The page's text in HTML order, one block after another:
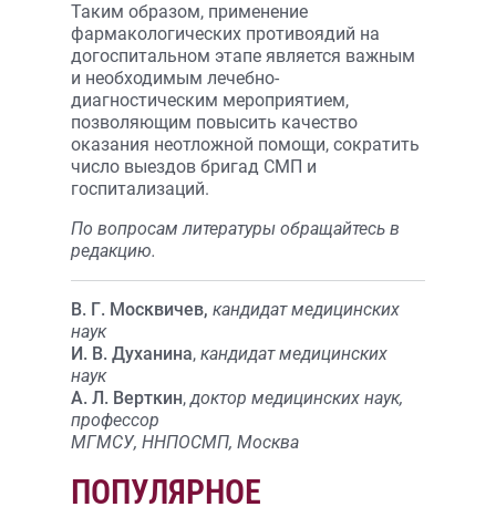
Таким образом, применение
фармакологических противоядий на
догоспитальном этапе является важным
и необходимым лечебно-
диагностическим мероприятием,
позволяющим повысить качество
оказания неотложной помощи, сократить
число выездов бригад СМП и
госпитализаций.
По вопросам литературы обращайтесь в
редакцию.
В. Г. Москвичев, кандидат медицинских
наук
И. В. Духанина, кандидат медицинских
наук
А. Л. Верткин,доктор медицинских наук,
профессор
МГМСУ, ННПОСМП, Москва
ПОПУЛЯРНОЕ